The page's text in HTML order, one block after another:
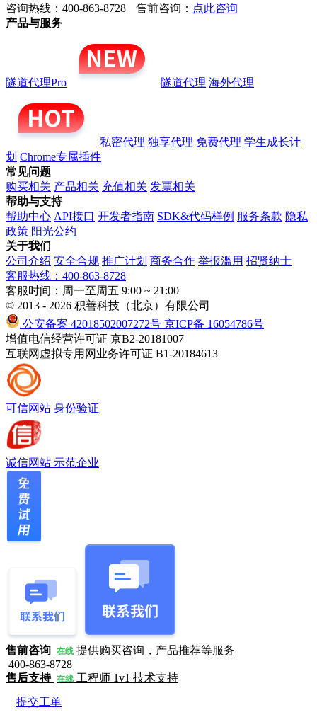
咨询热线：400-863-8728
售前咨询： 点此咨询
产品与服务
隧道代理Pro 隧道代理 海外代理
私密代理 独享代理 免费代理 学生成长计
划 Chrome专属插件
常见问题
购买相关 产品相关 充值相关 发票相关
帮助与支持
帮助中心 API接口 开发者指南 SDK&代码样例 服务条款 隐私
政策 阳光公约
关于我们
公司介绍 安全合规 推广计划 商务合作 举报滥用 招贤纳士
客服热线：400-863-8728
客服时间：周一至周五 9:00 ~ 21:00
© 2013 - 2026 积善科技（北京）有限公司
公安备案 42018502007272号 京ICP备 16054786号
增值电信经营许可证 京B2-20181007
互联网虚拟专用网业务许可证 B1-20184613
可信网站 身份验证
诚信网站 示范企业
售前咨询 在线 提供购买咨询，产品推荐等服务
400-863-8728
售后支持 在线 工程师 1v1 技术支持
提交工单